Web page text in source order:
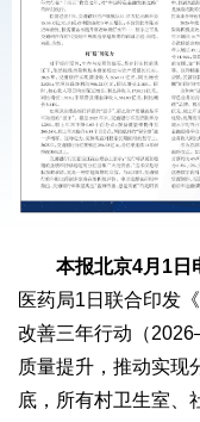
本报北京4月1日
医药局1日联合印发
改善三年行动（
质量提升，推动实现
底，所有村卫生室、